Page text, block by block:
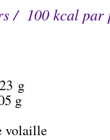
/ 100 kcal par
g
g
volaille